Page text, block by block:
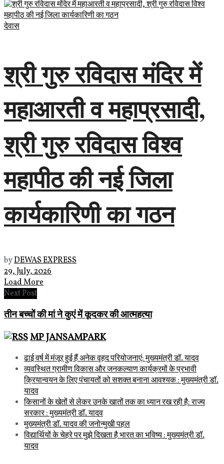
देवास
श्री गुरु रविदास मंदिर में
महाआरती व महाप्रसादी,
श्री गुरु रविदास विश्व
महापीठ की नई जिला
कार्यकारिणी का गठन
byDEWAS EXPRESS
29, July, 2026
Load More
Next Post
तीन बच्चों की मां ने कुएं में कूदकर की आत्महत्या
MP JANSAMPARK
ढाई वर्ष में मंजूर हुई हैं अनेक वृहद परियोजनाएं: मुख्यमंत्री डॉ. यादव
व्यवस्थित ग्रामीण विकास और जनकल्याण कार्यक्रमों के प्रभावी
क्रियान्वयन के लिए पंचायतों को सशक्त बनाना आवश्यक : मुख्यमंत्री डॉ.
यादव
किसानों के खेतों से लेकर उनके खातों तक का ध्यान रख रही है: राज्य
सरकार : मुख्यमंत्री डॉ. यादव
मुख्यमंत्री डॉ. यादव की जनोन्मुखी पहल
विद्यार्थियों के चेहरे पर मुझे दिखता है भारत का भविष्य : मुख्यमंत्री डॉ.
यादव